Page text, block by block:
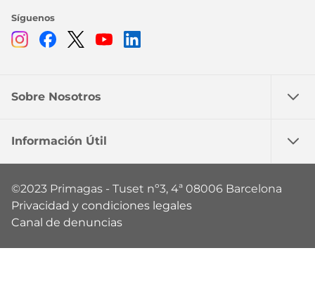
Síguenos
Sobre Nosotros
Información Útil
©2023 Primagas - Tuset nº3, 4ª 08006 Barcelona
Privacidad y condiciones legales
Canal de denuncias